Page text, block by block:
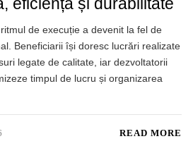
de execuție a devenit la fel de
Beneficiarii își doresc lucrări realizate
legate de calitate, iar dezvoltatorii
timpul de lucru și organizarea
READ MORE